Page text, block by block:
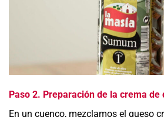
Paso 2. Preparación de la crema de
En un cuenco, mezclamos el queso